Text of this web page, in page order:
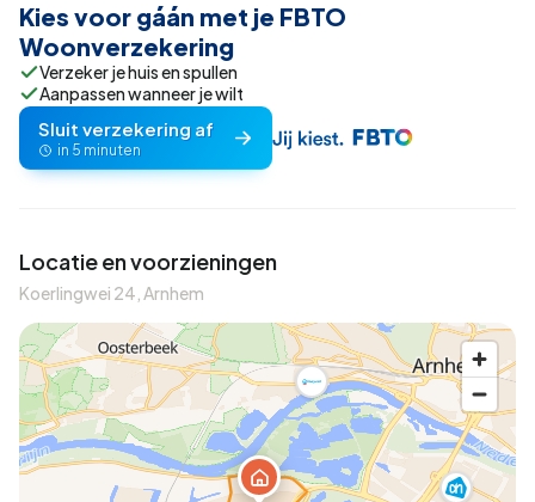
Kies voor gáán met je FBTO
Woonverzekering
Verzeker je huis en spullen
Aanpassen wanneer je wilt
Sluit verzekering af
in 5 minuten
Locatie en voorzieningen
Koerlingwei 24, Arnhem